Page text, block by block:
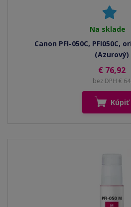
Na sklade
Canon PFI-050C, PFI050C,
(Azurový)
€ 76,92
bez DPH € 64
Kúpiť